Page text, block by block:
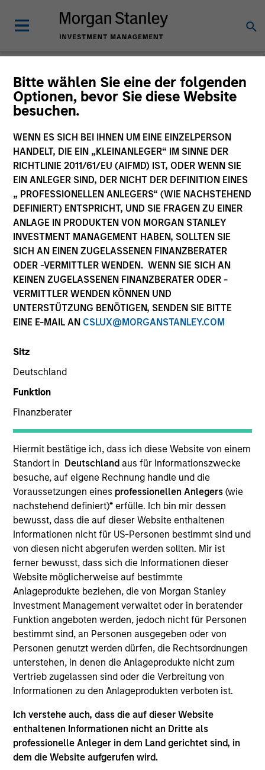
Bitte wählen Sie eine der folgenden
Optionen, bevor Sie diese Website
besuchen.
WENN ES SICH BEI IHNEN UM EINE EINZELPERSON
HANDELT, DIE EIN „KLEINANLEGER“ IM SINNE DER
RICHTLINIE 2011/61/EU (AIFMD) IST, ODER WENN SIE
EIN ANLEGER SIND, DER NICHT DER DEFINITION EINES
„ PROFESSIONELLEN ANLEGERS“ (WIE NACHSTEHEND
DEFINIERT) ENTSPRICHT, UND SIE FRAGEN ZU EINER
ANLAGE IN PRODUKTEN VON MORGAN STANLEY
INVESTMENT MANAGEMENT HABEN, SOLLTEN SIE
SICH AN EINEN ZUGELASSENEN FINANZBERATER
ODER -VERMITTLER WENDEN. WENN SIE SICH AN
KEINEN ZUGELASSENEN FINANZBERATER ODER -
VERMITTLER WENDEN KÖNNEN UND
UNTERSTÜTZUNG BENÖTIGEN, SENDEN SIE BITTE
EINE E-MAIL AN CSLUX@MORGANSTANLEY.COM
Sitz
Deutschland
Funktion
Finanzberater
Hiermit bestätige ich, dass ich diese Website von einem
Standort in Deutschland aus für Informationszwecke
besuche, auf eigene Rechnung handle und die
Voraussetzungen eines professionellen Anlegers(wie
nachstehend definiert)* erfülle. Ich bin mir dessen
bewusst, dass die auf dieser Website enthaltenen
Informationen nicht für US-Personen bestimmt sind und
von diesen nicht abgerufen werden sollten. Mir ist
ferner bewusst, dass sich die Informationen dieser
Website möglicherweise auf bestimmte
Anlageprodukte beziehen, die von Morgan Stanley
Investment Management verwaltet oder in beratender
Funktion angeboten werden, jedoch nicht für Personen
bestimmt sind, an Personen ausgegeben oder von
Personen genutzt werden dürfen, die Rechtsordnungen
unterstehen, in denen die Anlageprodukte nicht zum
Vertrieb zugelassen sind oder die Verbreitung von
Informationen zu den Anlageprodukten verboten ist.
Ich verstehe auch, dass die auf dieser Website
enthaltenen Informationen nicht an Dritte als
professionelle Anleger in dem Land gerichtet sind, in
dem die Website aufgerufen wird.
Private Markets
Quarterly Private Markets Insights
and Asset Class Deep Dive.
Private Markets Perspectives Q2
Webinar
03-JUN-2026
In this quarter’s webinar, our investment
leaders provided an update on the signals
observed in the latest private markets data, a
summary of the latest private markets asset
class views, and a deep dive into private
credit, including addressing recent concerns
regarding software exposure.
Private Markets Perspectives Q1
Webinar